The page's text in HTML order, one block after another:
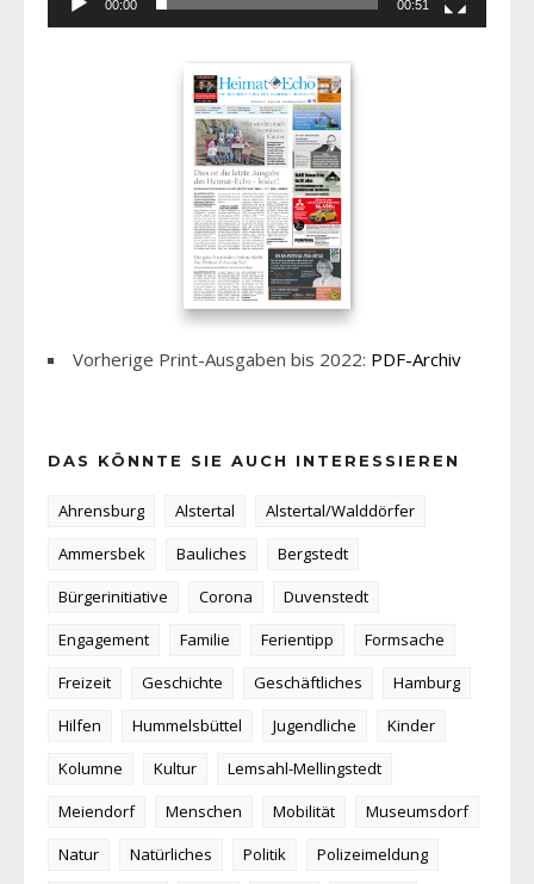
00:00 00:51
Vorherige Print-Ausgaben bis 2022: PDF-Archiv
DAS KÖNNTE SIE AUCH INTERESSIEREN
Ahrensburg Alstertal
Alstertal/Walddörfer
Ammersbek
Bauliches
Bergstedt
Bürgerinitiative
Corona
Duvenstedt
Engagement
Familie Ferientipp
Formsache
Freizeit
Geschichte Geschäftliches
Hamburg
Hilfen
Hummelsbüttel Jugendliche
Kinder
Kolumne
Kultur
Lemsahl-Mellingstedt
Meiendorf
Menschen Mobilität
Museumsdorf
Natur
Natürliches Politik
Polizeimeldung